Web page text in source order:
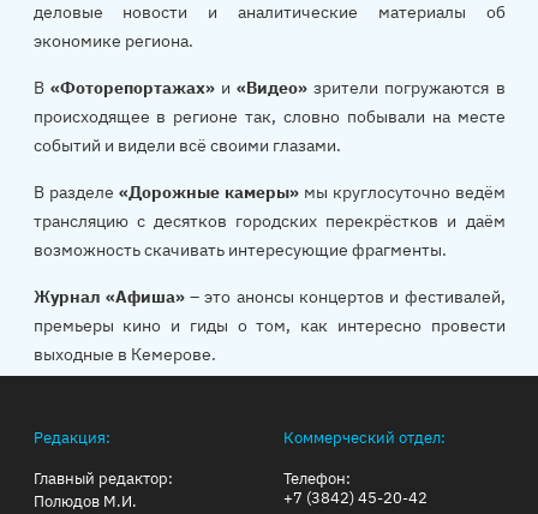
деловые новости и аналитические материалы об
экономике региона.
В «Фоторепортажах»и«Видео» зрители погружаются в
происходящее в регионе так, словно побывали на месте
событий и видели всё своими глазами.
В разделе «Дорожные камеры»мы круглосуточно ведём
трансляцию с десятков городских перекрёстков и даём
возможность скачивать интересующие фрагменты.
Журнал «Афиша»– это анонсы концертов и фестивалей,
премьеры кино и гиды о том, как интересно провести
выходные в Кемерове.
Редакция:
Главный редактор:
Полюдов М.И.
Коммерческий отдел:
Телефон:
+7 (3842) 45-20-42